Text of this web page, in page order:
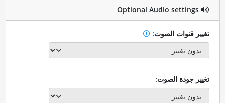
Optional Audio settings
تغيير قنوات الصوت:
تغيير جودة الصوت: